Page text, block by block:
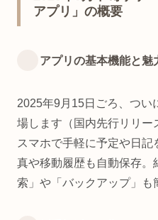
アプリ」の概要
アプリの基本機能と魅
2025年9月15日ごろ、つい
場します（国内先行リリー
スマホで手軽に予定や日
真や移動履歴も自動保存。
索」や「バックアップ」も